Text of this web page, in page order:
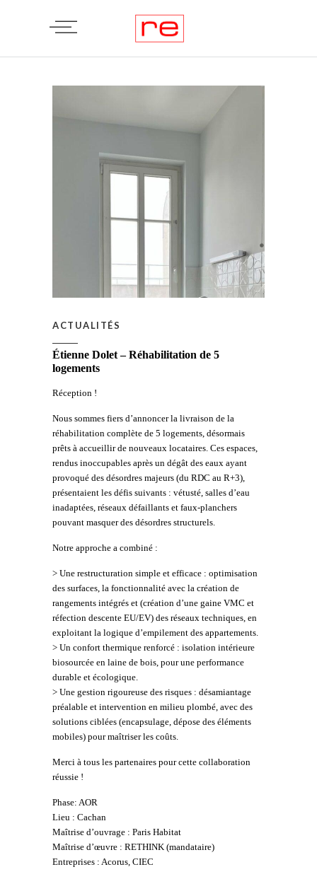
ACTUALITÉS
Étienne Dolet – Réhabilitation de 5
logements
Réception !
Nous sommes fiers d’annoncer la livraison de la
réhabilitation complète de 5 logements, désormais
prêts à accueillir de nouveaux locataires. Ces espaces,
rendus inoccupables après un dégât des eaux ayant
provoqué des désordres majeurs (du RDC au R+3),
présentaient les défis suivants : vétusté, salles d’eau
inadaptées, réseaux défaillants et faux-planchers
pouvant masquer des désordres structurels.
Notre approche a combiné :
> Une restructuration simple et efficace : optimisation
des surfaces, la fonctionnalité avec la création de
rangements intégrés et (création d’une gaine VMC et
réfection descente EU/EV) des réseaux techniques, en
exploitant la logique d’empilement des appartements.
> Un confort thermique renforcé : isolation intérieure
biosourcée en laine de bois, pour une performance
durable et écologique.
> Une gestion rigoureuse des risques : désamiantage
préalable et intervention en milieu plombé, avec des
solutions ciblées (encapsulage, dépose des éléments
mobiles) pour maîtriser les coûts.
Merci à tous les partenaires pour cette collaboration
réussie !
Phase: AOR
Lieu : Cachan
Maîtrise d’ouvrage : Paris Habitat
Maîtrise d’œuvre : RETHINK (mandataire)
Entreprises : Acorus, CIEC